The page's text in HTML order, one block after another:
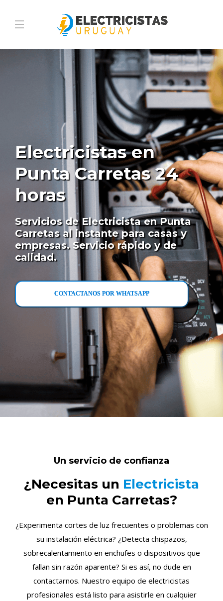
Electricistas en
Punta Carretas 24
horas
Servicios de Electricista en Punta
Carretas al instante para casas y
empresas. Servicio rápido y de
calidad.
CONTACTANOS POR WHATSAPP
Un servicio de confianza
¿Necesitas un Electricista
en Punta Carretas?
¿Experimenta cortes de luz frecuentes o problemas con
su instalación eléctrica? ¿Detecta chispazos,
sobrecalentamiento en enchufes o dispositivos que
fallan sin razón aparente? Si es así, no dude en
contactarnos. Nuestro equipo de electricistas
profesionales está listo para asistirle en cualquier